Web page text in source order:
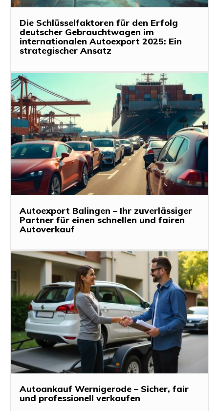
Die Schlüsselfaktoren für den Erfolg
deutscher Gebrauchtwagen im
internationalen Autoexport 2025: Ein
strategischer Ansatz
Autoexport Balingen – Ihr zuverlässiger
Partner für einen schnellen und fairen
Autoverkauf
Autoankauf Wernigerode – Sicher, fair
und professionell verkaufen